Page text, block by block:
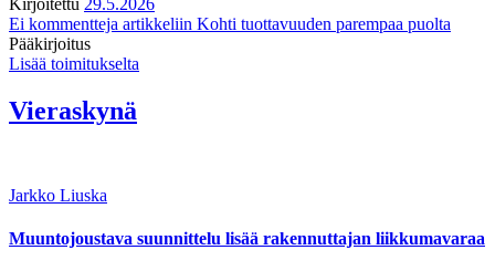
Kirjoitettu 29.5.2026
Ei kommentteja artikkeliin Kohti tuottavuuden parempaa puolta
Pääkirjoitus
Lisää toimitukselta
Vieraskynä
Jarkko Liuska
Muuntojoustava suunnittelu lisää rakennuttajan liikkumavaraa